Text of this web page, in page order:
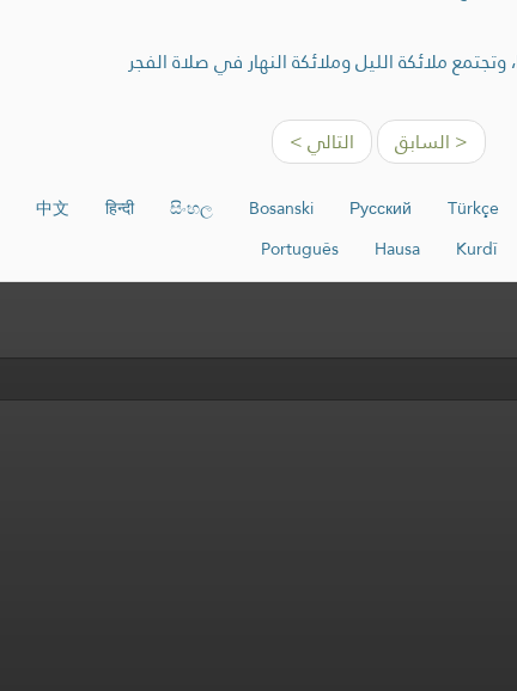
ملائكة الليل وملائكة النهار في صلاة الفجر
< السابق التالي >
Türkçe
Русский
Bosanski
සිංහල
हिन्दी
中文
Kurdî
Hausa
Português